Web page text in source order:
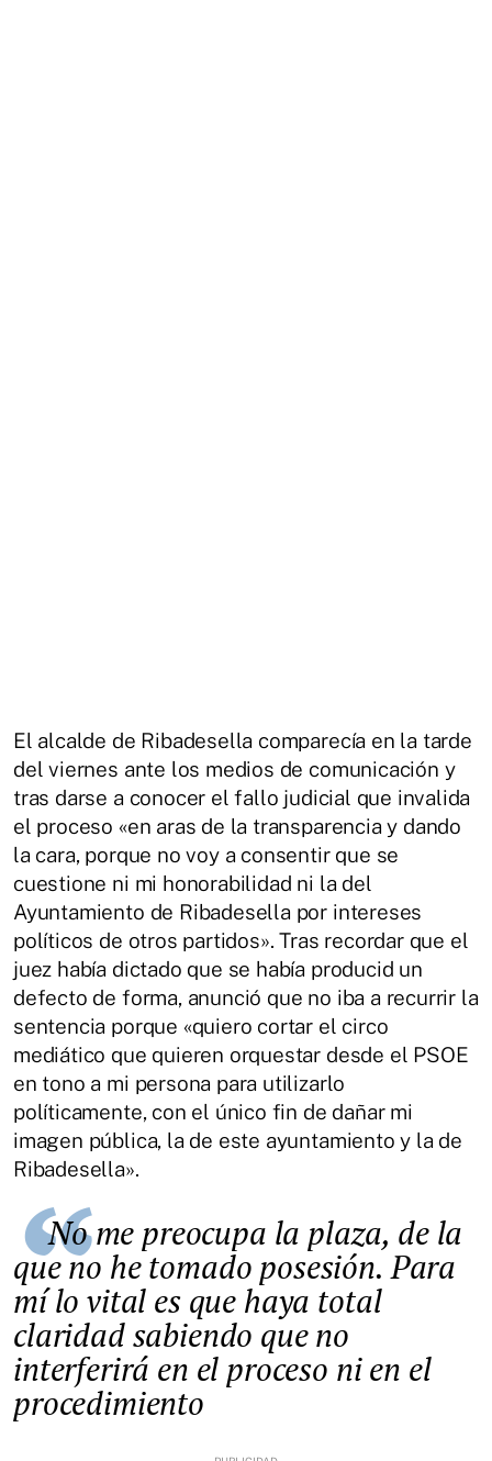
El alcalde de Ribadesella comparecía en la tarde
del viernes ante los medios de comunicación y
tras darse a conocer el fallo judicial que invalida
el proceso «en aras de la transparencia y dando
la cara, porque no voy a consentir que se
cuestione ni mi honorabilidad ni la del
Ayuntamiento de Ribadesella por intereses
políticos de otros partidos». Tras recordar que el
juez había dictado que se había producid un
defecto de forma, anunció que no iba a recurrir la
sentencia porque «quiero cortar el circo
mediático que quieren orquestar desde el PSOE
en tono a mi persona para utilizarlo
políticamente, con el único fin de dañar mi
imagen pública, la de este ayuntamiento y la de
Ribadesella».
No me preocupa la plaza, de la
que no he tomado posesión. Para
mí lo vital es que haya total
claridad sabiendo que no
interferirá en el proceso ni en el
procedimiento